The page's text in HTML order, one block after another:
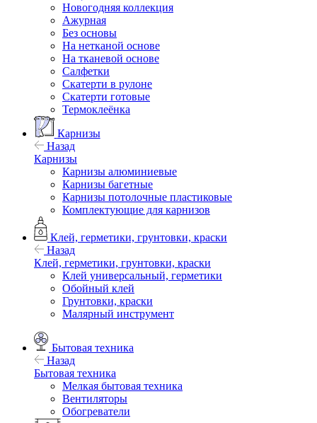
Новогодняя коллекция
Ажурная
Без основы
На нетканой основе
На тканевой основе
Салфетки
Скатерти в рулоне
Скатерти готовые
Термоклеёнка
Карнизы
Назад
Карнизы
Карнизы алюминиевые
Карнизы багетные
Карнизы потолочные пластиковые
Комплектующие для карнизов
Клей, герметики, грунтовки, краски
Назад
Клей, герметики, грунтовки, краски
Клей универсальный, герметики
Обойный клей
Грунтовки, краски
Малярный инструмент
Бытовая техника
Назад
Бытовая техника
Мелкая бытовая техника
Вентиляторы
Обогреватели